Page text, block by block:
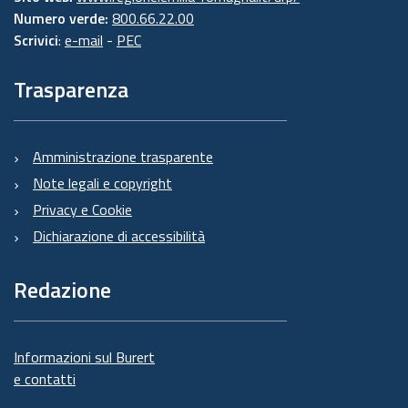
Numero verde: 800.66.22.00
Scrivici: e-mail - PEC
Trasparenza
Amministrazione trasparente
Note legali e copyright
Privacy e Cookie
Dichiarazione di accessibilità
Redazione
Informazioni sul Burert
e contatti